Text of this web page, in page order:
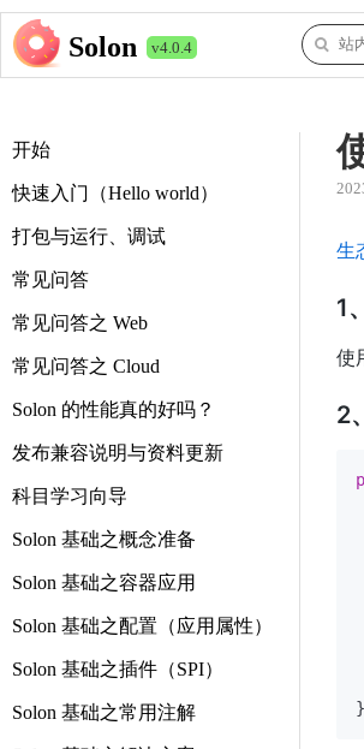
Solon v4.0.4
开始
快速入门（Hello world）
打包与运行、调试
常见问答
常见问答之 Web
常见问答之 Cloud
Solon 的性能真的好吗？
发布兼容说明与资料更新
科目学习向导
Solon 基础之概念准备
Solon 基础之容器应用
Solon 基础之配置（应用属性）
Solon 基础之插件（SPI）
Solon 基础之常用注解
生
1
使
2